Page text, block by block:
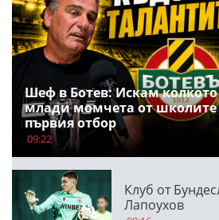
Шеф в Ботев: Искам
млади момчета от школите
първия отбор
09:22
Клуб от
Лапоухов